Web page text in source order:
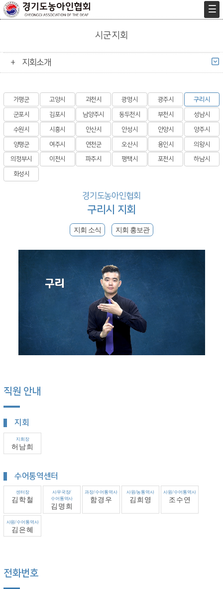
시군지회
지회소개
가평군 고양시 과천시 광명시 광주시 구리시
군포시 김포시 남양주시 동두천시 부천시 성남시
수원시 시흥시 안산시 안성시 안양시 양주시
양평군 여주시 연천군 오산시 용인시 의왕시
의정부시 이천시 파주시 평택시 포천시 하남시
화성시
경기도농아인협회
구리시 지회
지회 소식 지회 홍보관
직원 안내
지회
지회장
허남희
수어통역센터
센터장
김학철
사무국장/
수어통역사
김명희
과장/수어통역사
함경우
사원/농통역사
김희영
사원/수어통역사
조수연
사원/수어통역사
김은혜
전화번호